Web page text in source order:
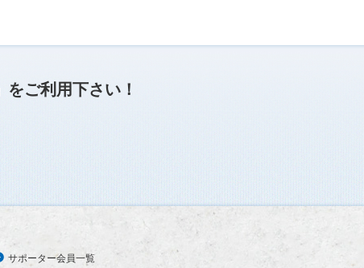
がされませんので、ご了
承のほど、よろしくお願
伴う情報更新停止のお知
らせ(04/26～04/29、05/0
ユーザー各位
をご利用下さい！
サポーター会員一覧